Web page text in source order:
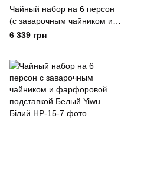
Чайный набор на 6 персон
(с заварочным чайником и
фарфоровой подставкой),
6 339 грн